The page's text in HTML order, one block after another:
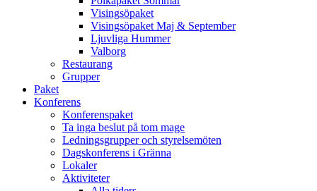
Visingsöpaket
Visingsöpaket Maj & September
Ljuvliga Hummer
Valborg
Restaurang
Grupper
Paket
Konferens
Konferenspaket
Ta inga beslut på tom mage
Ledningsgrupper och styrelsemöten
Dagskonferens i Gränna
Lokaler
Aktiviteter